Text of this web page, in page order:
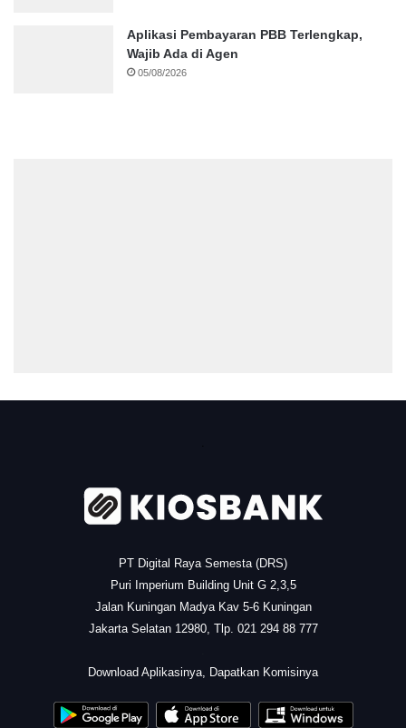
Aplikasi Pembayaran PBB Terlengkap,
Wajib Ada di Agen
05/08/2026
PT Digital Raya Semesta (DRS)
Puri Imperium Building Unit G 2,3,5
Jalan Kuningan Madya Kav 5-6 Kuningan
Jakarta Selatan 12980, Tlp. 021 294 88 777
Download Aplikasinya, Dapatkan Komisinya